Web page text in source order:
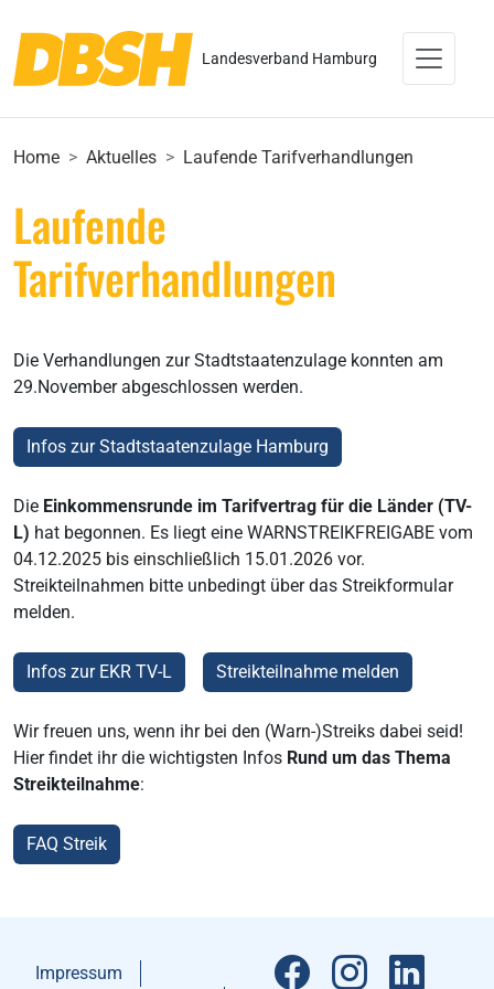
Landesverband Hamburg
Home Aktuelles Laufende Tarifverhandlungen
Laufende
Tarifverhandlungen
Die Verhandlungen zur Stadtstaatenzulage konnten am
29.November abgeschlossen werden.
Infos zur Stadtstaatenzulage Hamburg
Die Einkommensrunde im Tarifvertrag für die Länder (TV-
L) hat begonnen. Es liegt eine WARNSTREIKFREIGABE vom
04.12.2025 bis einschließlich 15.01.2026 vor.
Streikteilnahmen bitte unbedingt über das Streikformular
melden.
Infos zur EKR TV-L Streikteilnahme melden
Wir freuen uns, wenn ihr bei den (Warn-)Streiks dabei seid!
Hier findet ihr die wichtigsten Infos Rund um das Thema
Streikteilnahme:
FAQ Streik
Impressum